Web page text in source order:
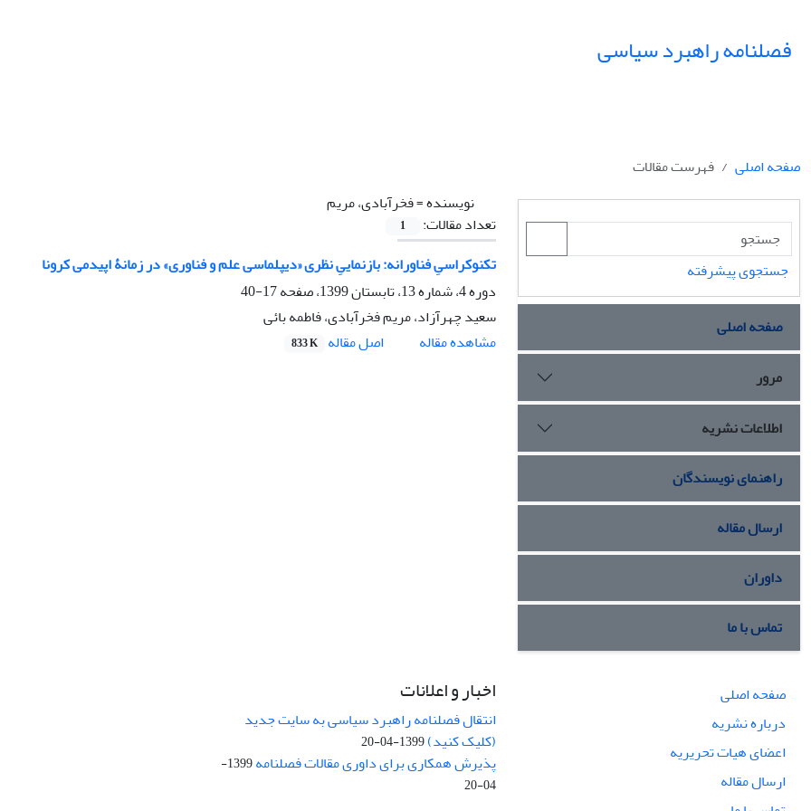
فصلنامه راهبرد سیاسی
صفحه اصلی
فهرست مقالات
نویسنده =فخرآبادی، مریم
تعداد مقالات:
1
تکنوکراسیِ فناورانه: بازنماییِ نظری «دیپلماسی علم و فناوری» در زمانۀ اپیدمی کرونا
دوره 4، شماره 13، تابستان 1399، صفحه
17-40
سعید چهرآزاد، مریم فخرآبادی، فاطمه بائی
مشاهده مقاله
اصل مقاله 833 K
جستجوی پیشرفته
صفحه اصلی
مرور
اطلاعات نشریه
راهنمای نویسندگان
ارسال مقاله
داوران
تماس با ما
صفحه اصلی
درباره نشریه
اعضای هیات تحریریه
ارسال مقاله
اخبار و اعلانات
انتقال فصلنامه راهبرد سیاسی به سایت جدید
(کلیک کنید)1399-04-20
پذیرش همکاری برای داوری مقالات فصلنامه
1399-
04-20